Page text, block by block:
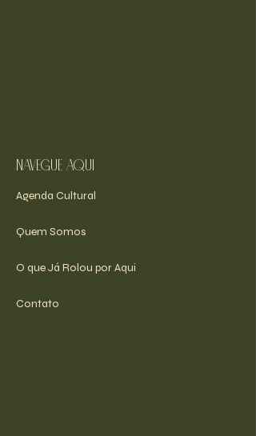
navegue aqui
Agenda Cultural
Quem Somos
O que Já Rolou por Aqui
Contato